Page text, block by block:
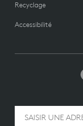
Recyclage
Accessibilité